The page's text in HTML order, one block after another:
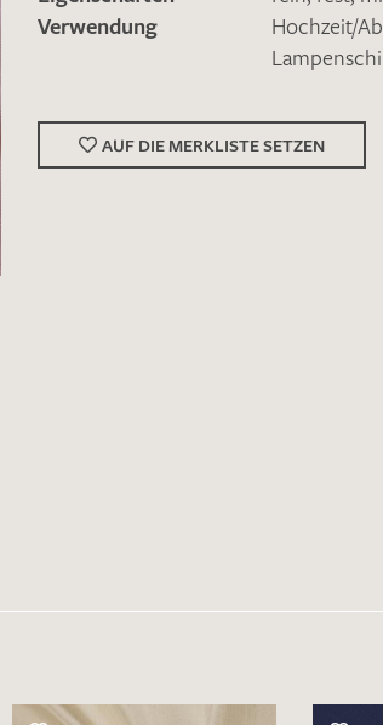
Verwendung
Hochzeit/
AUF DIE MERKLISTE SETZEN